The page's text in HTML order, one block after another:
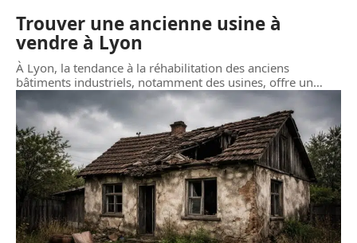
Trouver une ancienne usine à
vendre à Lyon
À Lyon, la tendance à la réhabilitation des anciens
bâtiments industriels, notamment des usines, offre un…